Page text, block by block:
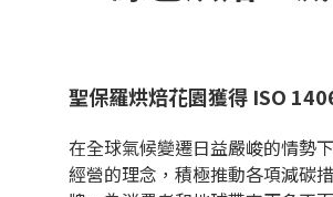
聖保羅烘焙花園獲得 ISO
在全球氣候變遷日益嚴峻的情勢
經營的理念，積極推動各項減碳